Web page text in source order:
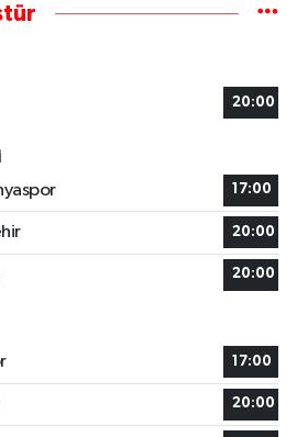
20:00
17:00
20:00
20:00
17:00
20:00